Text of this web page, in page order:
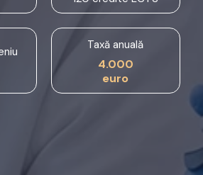
Taxă anuală
4.000
euro